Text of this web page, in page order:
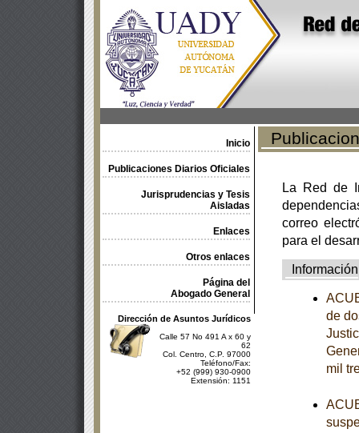
Inicio
Publicaciones Diarios Oficiales
Jurisprudencias y Tesis
Aisladas
Enlaces
Otros enlaces
Página del
Abogado General
Dirección de Asuntos Jurídicos
Calle 57 No 491 A x 60 y
62
Col. Centro, C.P. 97000
Teléfono/Fax:
+52 (999) 930-0900
Extensión: 1151
La Red de
correo
para el
Información
de
mil